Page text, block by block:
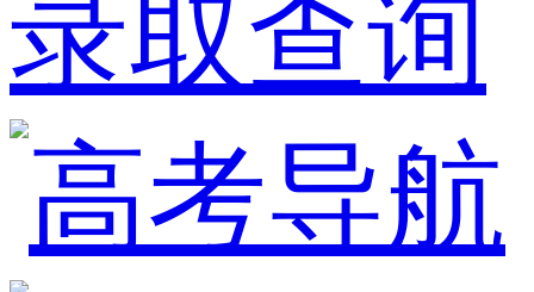
录取查询